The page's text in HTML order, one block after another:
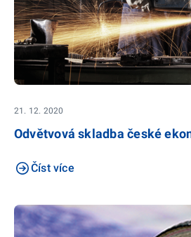
21. 12. 2020
Odvětvová skladba české
Číst více